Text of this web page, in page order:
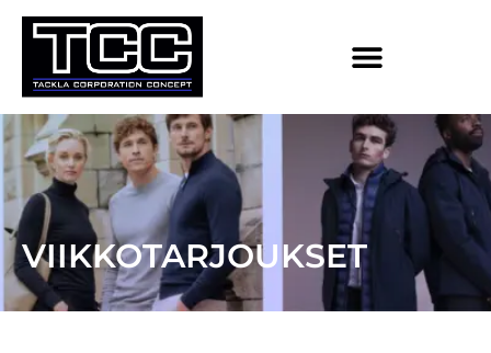
VIIKKOTARJOUKSET